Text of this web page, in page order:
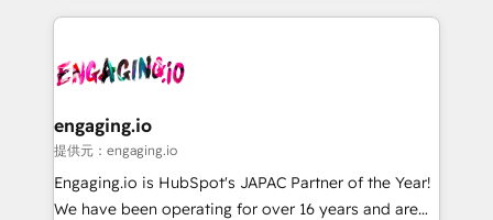
advanced optimization & adoption 📍 São Paulo, BR
• Des Moines, IA • New York, NY
dados e automatizar operações. O objetivo é
operacional de receita conectando equipes
Também somos distribuidores oficiais da HubSpot
e de mais de 150 softwares globais permitindo
contratar e pagar a HubSpot em reais com nota
fiscal no Brasil e gerar economia de até 50% na
engaging.io
提供元：engaging.io
Engaging.io is HubSpot's JAPAC Partner of the Year!
We have been operating for over 16 years and are